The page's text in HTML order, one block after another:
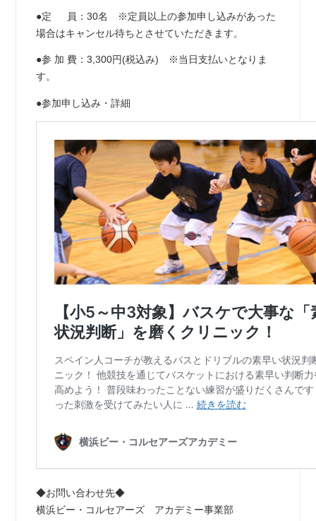
●定 員：30名 ※定員以上の参加申し込みがあった
場合はキャンセル待ちとさせていただきます。
●参 加 費：3,300円(税込み) ※当日支払いとなりま
す。
●参加申し込み・詳細
◆お問い合わせ先◆
横浜ビー・コルセアーズ アカデミー事業部